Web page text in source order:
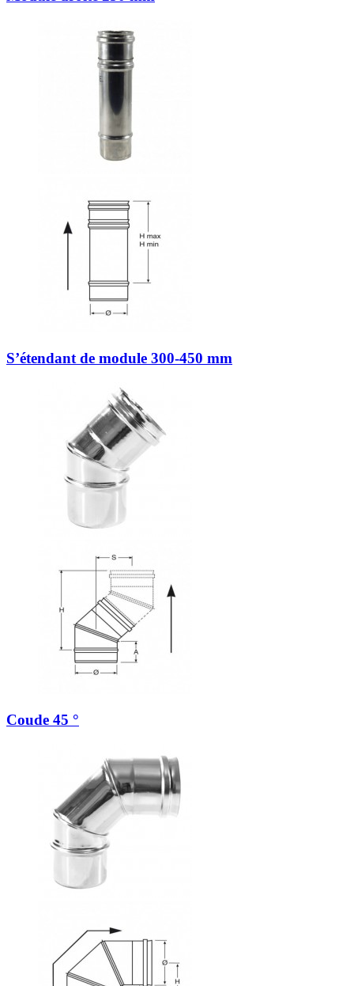
S’étendant de module 300-450 mm
Coude 45 °